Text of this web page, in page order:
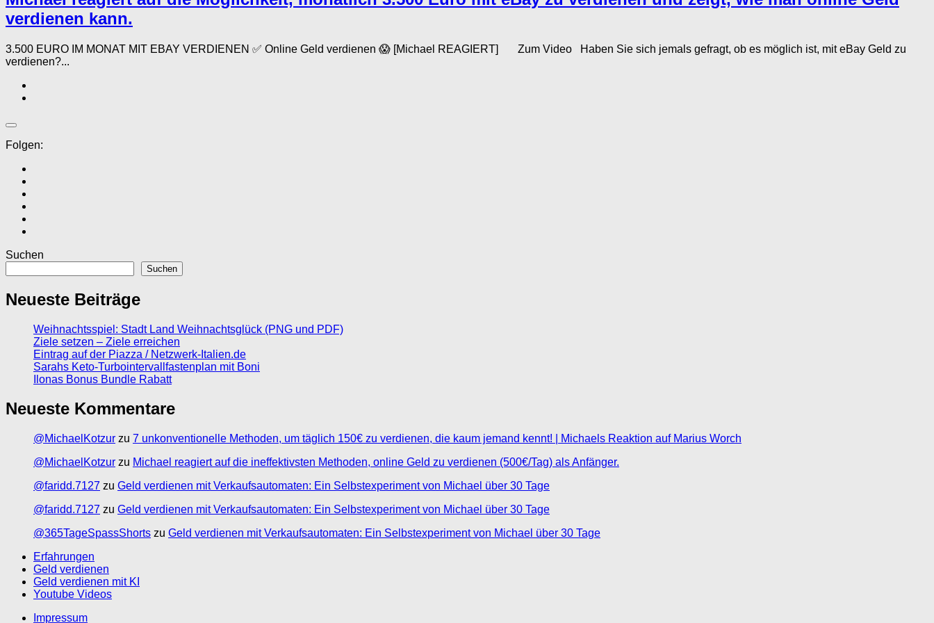
verdienen kann.
3.500 EURO IM MONAT MIT EBAY VERDIENEN ✅ Online Geld verdienen 😱 [Michael REAGIERT] Zum Video Haben Sie sich jemals gefragt, ob es möglich ist, mit eBay Geld zu
verdienen?...
Folgen:
Suchen
Suchen
Neueste Beiträge
Weihnachtsspiel: Stadt Land Weihnachtsglück (PNG und PDF)
Ziele setzen – Ziele erreichen
Eintrag auf der Piazza / Netzwerk-Italien.de
Sarahs Keto-Turbointervallfastenplan mit Boni
Ilonas Bonus Bundle Rabatt
Neueste Kommentare
@MichaelKotzur zu 7 unkonventionelle Methoden, um täglich 150€ zu verdienen, die kaum jemand kennt! | Michaels Reaktion auf Marius Worch
@MichaelKotzur zu Michael reagiert auf die ineffektivsten Methoden, online Geld zu verdienen (500€/Tag) als Anfänger.
@faridd.7127 zu Geld verdienen mit Verkaufsautomaten: Ein Selbstexperiment von Michael über 30 Tage
@faridd.7127 zu Geld verdienen mit Verkaufsautomaten: Ein Selbstexperiment von Michael über 30 Tage
@365TageSpassShorts zu Geld verdienen mit Verkaufsautomaten: Ein Selbstexperiment von Michael über 30 Tage
Erfahrungen
Geld verdienen
Geld verdienen mit KI
Youtube Videos
Impressum